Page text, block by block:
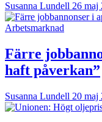
Susanna Lundell 26 maj
Arbetsmarknad
Färre
haft påverkan”
Susanna Lundell 20 maj